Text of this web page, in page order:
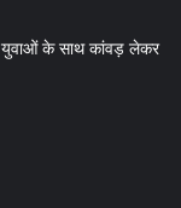
युवाओं के साथ कांवड़ लेकर